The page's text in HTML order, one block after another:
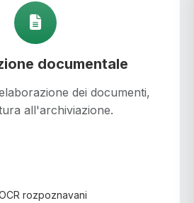
documentale
dei documenti,
all'archiviazione.
rozpoznavani